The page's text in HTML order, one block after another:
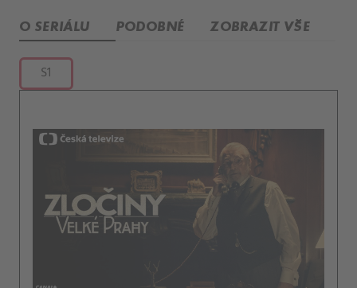
O SERIÁLU PODOBNÉ ZOBRAZIT VŠE
S1